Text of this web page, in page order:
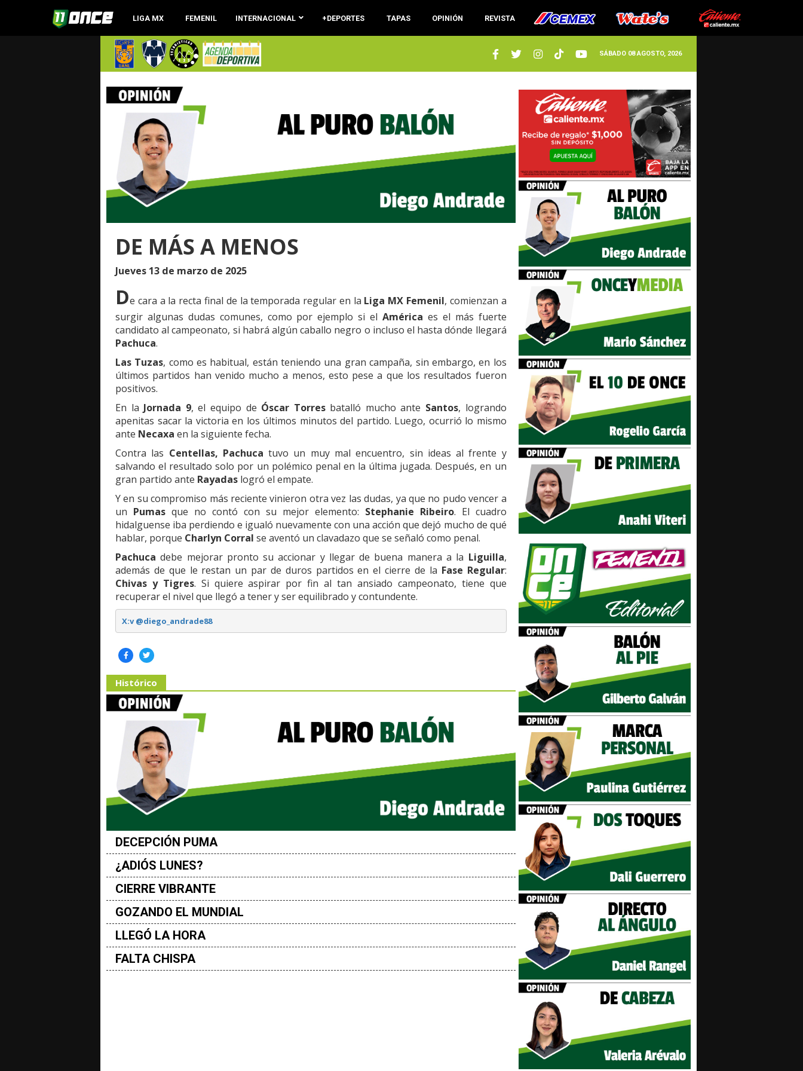
LIGA MX FEMENIL INTERNACIONAL +DEPORTES TAPAS OPINIÓN REVISTA
SÁBADO 08 AGOSTO, 2026
DE MÁS A MENOS
Jueves 13 de marzo de 2025
De cara a la recta final de la temporada regular en la Liga MX Femenil, comienzan a
surgir algunas dudas comunes, como por ejemplo si elAmérica es el más fuerte
candidato al campeonato, si habrá algún caballo negro o incluso el hasta dónde llegará
Pachuca.
Las Tuzas, como es habitual, están teniendo una gran campaña, sin embargo, en los
últimos partidos han venido mucho a menos, esto pese a que los resultados fueron
positivos.
En la Jornada 9, el equipo de Óscar Torresbatalló mucho ante Santos, logrando
apenitas sacar la victoria en los últimos minutos del partido. Luego, ocurrió lo mismo
ante Necaxa en la siguiente fecha.
Contra las Centellas, Pachuca tuvo un muy mal encuentro, sin ideas al frente y
salvando el resultado solo por un polémico penal en la última jugada. Después, en un
gran partido ante Rayadas logró el empate.
Y en su compromiso más reciente vinieron otra vez las dudas, ya que no pudo vencer a
un Pumasque no contó con su mejor elemento: Stephanie Ribeiro. El cuadro
hidalguense iba perdiendo e igualó nuevamente con una acción que dejó mucho de qué
hablar, porque Charlyn Corral se aventó un clavadazo que se señaló como penal.
Pachuca debe mejorar pronto su accionar y llegar de buena manera a la Liguilla,
además de que le restan un par de duros partidos en el cierre de la Fase Regular:
Chivas y Tigres. Si quiere aspirar por fin al tan ansiado campeonato, tiene que
recuperar el nivel que llegó a tener y ser equilibrado y contundente.
X:v @diego_andrade88
Histórico
DECEPCIÓN PUMA
¿ADIÓS LUNES?
CIERRE VIBRANTE
GOZANDO EL MUNDIAL
LLEGÓ LA HORA
FALTA CHISPA